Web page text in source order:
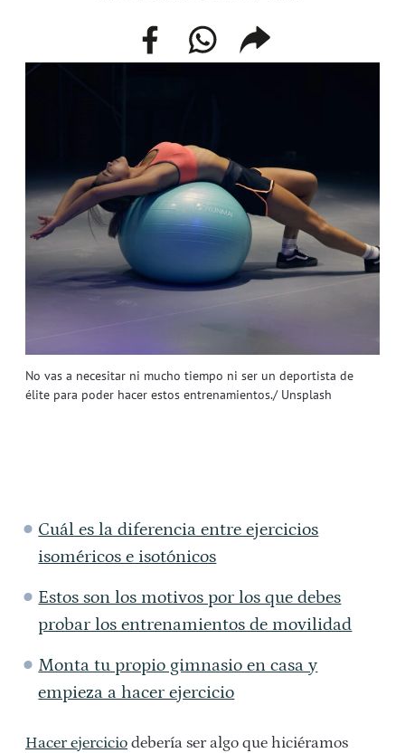
No vas a necesitar ni mucho tiempo ni ser un deportista de
élite para poder hacer estos entrenamientos./ Unsplash
facebookwhatsappcompartir
enlace
Cuál es la diferencia entre ejercicios
isoméricos e isotónicos
Estos son los motivos por los que debes
probar los entrenamientos de movilidad
Monta tu propio gimnasio en casa y
empieza a hacer ejercicio
Hacer ejercicio debería ser algo que hiciéramos